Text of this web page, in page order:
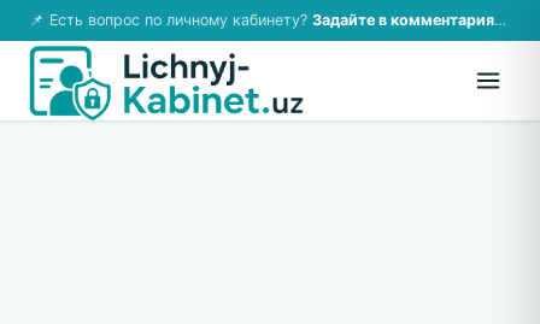
📌 Есть вопрос по личному кабинету? Задайте в комментариях — ответим!